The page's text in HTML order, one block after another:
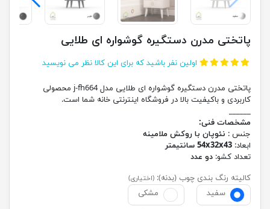
پاتختی مدرن دستگیره گوشواره ای طلایی
اولین نفر باشید که برای این کالا نظر می نویسید
پاتختی مدرن دستگیره گوشواره ای طلایی مدل j-fh664 محصولی
کاربردی و باکیفیت بالا در فروشگاه اینترنتی خانه شما است.
______
مشخصات فنی:
جنس : نئوپان با روکش ملامینه
ابعاد: 54x32x43 سانتیمتر
تعداد کشو: دو عدد
کالیته رنگ بندی چوب (بدنه): (اختیاری)
سفید مشکی